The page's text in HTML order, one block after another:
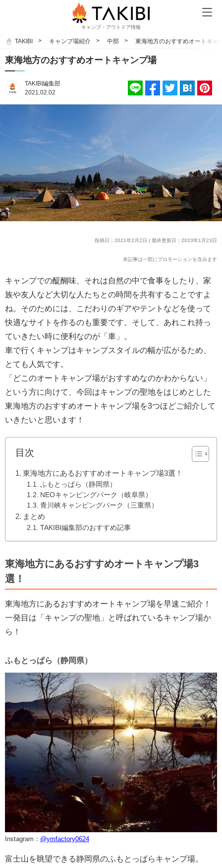
キャンプ・アウトドア情報
TAKIBI キャンプ場紹介 中部 東海地方のおすすめオートキャ
東海地方のおすすめオートキャンプ場
TAKIBI編集部
2021.02.02
投稿日：2021年2月2日 | 最終更新日：2023年1月23日
本記事は一部にプロモーションを含みます
キャンプでの醍醐味、それは自然の中で食事をしたり、家
族や友人など大切な人たちとの時間を共有することですよ
ね。そのためには、こだわりのギアやテントなどを使って
快適なサイトを作るのも重要です。そして、あれこれ持っ
ていきたい時に便利なのが「車」。
車で行くキャンプはキャンプスタイルの幅が広がるため、
とても人気です。
「どこのオートキャンプ場がおすすめなのかわからない」
という方に向けて、今回はキャンプの聖地をはじめとした
東海地方のおすすめオートキャンプ場を3つほどご紹介して
いきたいと思います！
目次
東海地方にあるおすすめオートキャンプ場3選！
ふもとっぱら（静岡県）
NEOキャンピングパーク（岐阜県）
青川峡キャンピングパーク（三重県）
まとめ
TAKIBI編集部のおすすめ記事
東海地方にあるおすすめオートキャンプ場3
選！
東海地方にあるおすすめオートキャンプ場を早速ご紹介！
一発目は「キャンプの聖地」と呼ばれているキャンプ場か
ら！
ふもとっぱら（静岡県）
Instagram： @ymfactory0624
富士山を眺望できる静岡県のふもとっぱらキャンプ場。